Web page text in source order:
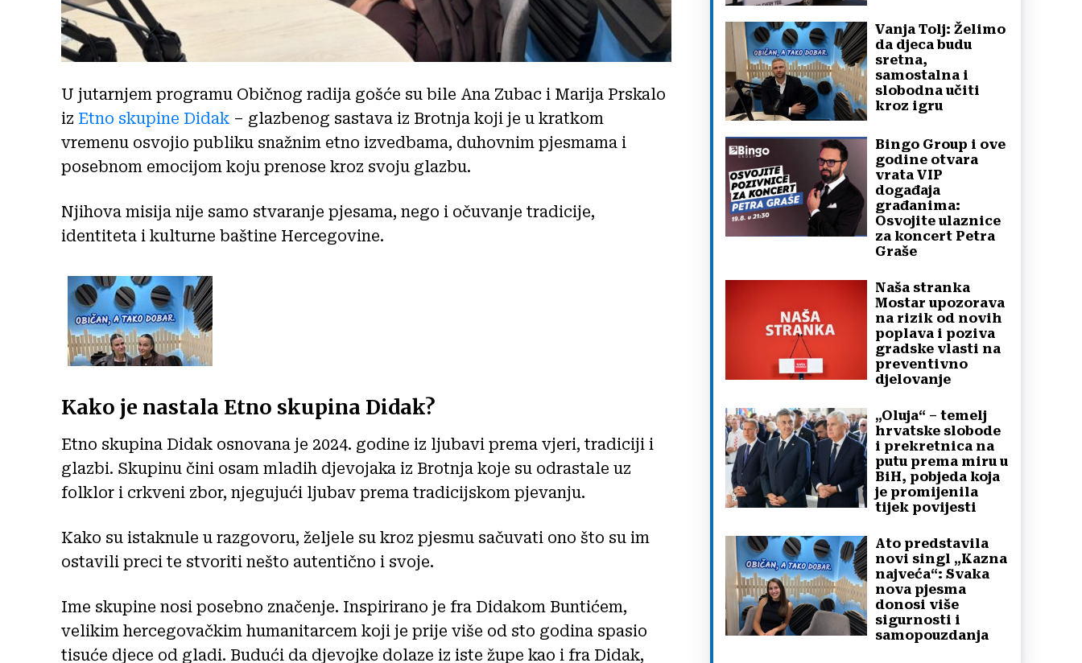
U jutarnjem programu Običnog radija gošće su bile Ana Zubac i Marija Prskalo
iz Etno skupine Didak – glazbenog sastava iz Brotnja koji je u kratkom
vremenu osvojio publiku snažnim etno izvedbama, duhovnim pjesmama i
posebnom emocijom koju prenose kroz svoju glazbu.
Njihova misija nije samo stvaranje pjesama, nego i očuvanje tradicije,
identiteta i kulturne baštine Hercegovine.
Kako je nastala Etno skupina Didak?
Etno skupina Didak osnovana je 2024. godine iz ljubavi prema vjeri, tradiciji i
glazbi. Skupinu čini osam mladih djevojaka iz Brotnja koje su odrastale uz
folklor i crkveni zbor, njegujući ljubav prema tradicijskom pjevanju.
Kako su istaknule u razgovoru, željele su kroz pjesmu sačuvati ono što su im
ostavili preci te stvoriti nešto autentično i svoje.
Ime skupine nosi posebno značenje. Inspirirano je fra Didakom Buntićem,
velikim hercegovačkim humanitarcem koji je prije više od sto godina spasio
tisuće djece od gladi. Budući da djevojke dolaze iz iste župe kao i fra Didak,
Vanja Tolj: Želimo
da djeca budu
sretna,
samostalna i
slobodna učiti
kroz igru
Bingo Group i ove
godine otvara
vrata VIP
događaja
građanima:
Osvojite ulaznice
za koncert Petra
Graše
Naša stranka
Mostar upozorava
na rizik od novih
poplava i poziva
gradske vlasti na
preventivno
djelovanje
„Oluja“ – temelj
hrvatske slobode
i prekretnica na
putu prema miru u
BiH, pobjeda koja
je promijenila
tijek povijesti
Ato predstavila
novi singl „Kazna
najveća“: Svaka
nova pjesma
donosi više
sigurnosti i
samopouzdanja